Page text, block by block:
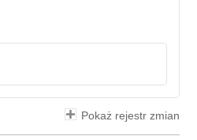
Pokaż rejestr zmian